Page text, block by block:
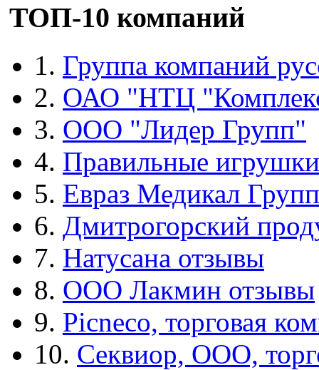
ТОП-10 компаний
1. Группа компаний
2. ОАО "НТЦ
3. ООО "Лидер Групп"
4. Правильные игрушки
5. Евраз Медикал Групп
6. Дмитрогорский
7. Натусана отзывы
8. ООО Лакмин отзывы
9. Picneco, торговая
10. Секвиор, ООО,